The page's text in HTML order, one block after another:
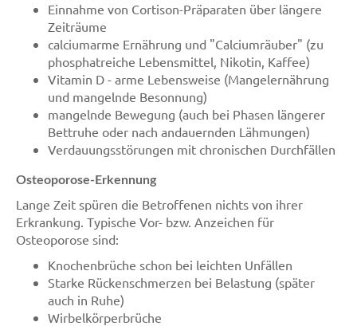
Einnahme von Cortison-Präparaten über längere
Zeiträume
calciumarme Ernährung und "Calciumräuber" (zu
phosphatreiche Lebensmittel, Nikotin, Kaffee)
Vitamin D - arme Lebensweise (Mangelernährung
und mangelnde Besonnung)
mangelnde Bewegung (auch bei Phasen längerer
Bettruhe oder nach andauernden Lähmungen)
Verdauungsstörungen mit chronischen Durchfällen
Osteoporose-Erkennung
Lange Zeit spüren die Betroffenen nichts von ihrer
Erkrankung. Typische Vor- bzw. Anzeichen für
Osteoporose sind:
Knochenbrüche schon bei leichten Unfällen
Starke Rückenschmerzen bei Belastung (später
auch in Ruhe)
Wirbelkörperbrüche